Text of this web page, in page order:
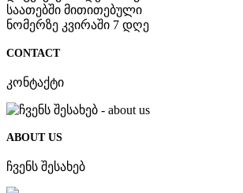
CONTACT
კონტაქტი
ABOUT US
ჩვენს შესახებ